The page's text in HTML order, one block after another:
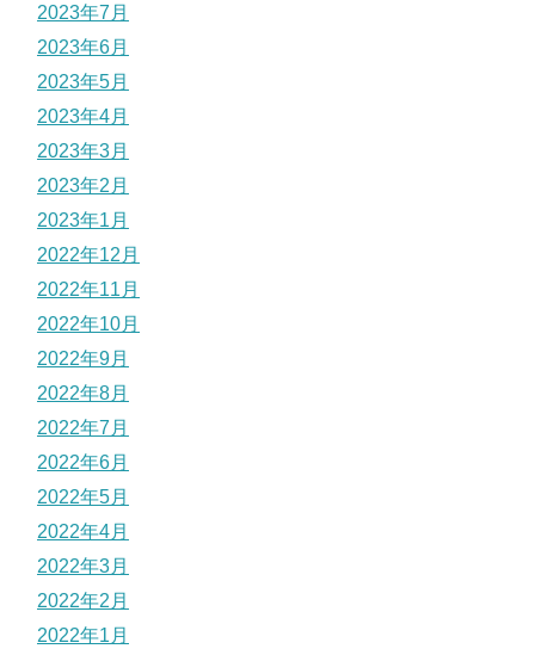
2023年7月
2023年6月
2023年5月
2023年4月
2023年3月
2023年2月
2023年1月
2022年12月
2022年11月
2022年10月
2022年9月
2022年8月
2022年7月
2022年6月
2022年5月
2022年4月
2022年3月
2022年2月
2022年1月